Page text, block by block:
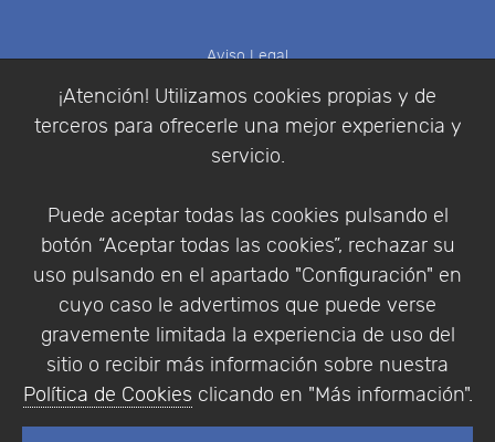
¡Atención! Utilizamos cookies propias y de
terceros para ofrecerle una mejor experiencia y
servicio.
Puede aceptar todas las cookies pulsando el
botón “Aceptar todas las cookies”, rechazar su
uso pulsando en el apartado "Configuración" en
cuyo caso le advertimos que puede verse
gravemente limitada la experiencia de uso del
sitio o recibir más información sobre nuestra
Política de Cookies clicando en "Más información".
Aviso Legal
Política de Privacidad
Condiciones de compra
Identificarse
Empresa|Aviso Legal| Política de Privacidad |
Política de Cookies
© Copyright 1994 - 2026. Addlink Software
Científico, S.L.